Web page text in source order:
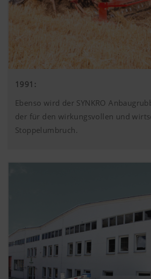
1991:
Ebenso wird der SYNKRO
der für den wirkungsvollen und
Stoppelumbruch.